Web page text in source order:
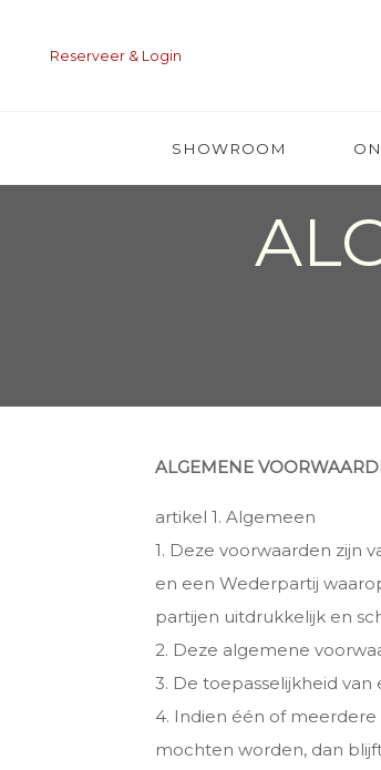
Reserveer & Login
SHOWROOM
ALGEMENE
artikel 1. Algemeen
1. Deze voorwaarden zijn
en een Wederpartij
partijen uitdrukkelijk en
2. Deze algemene
3. De toepasselijkheid
4. Indien één of
mochten worden, dan